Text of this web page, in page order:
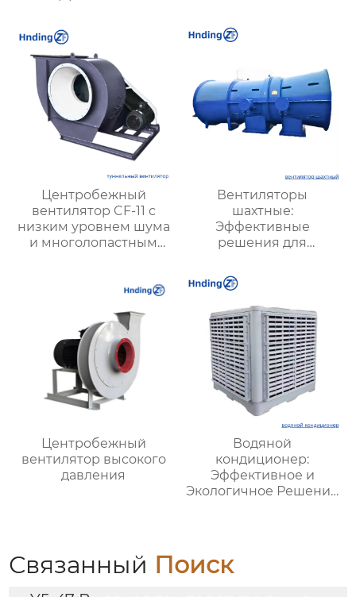
вентиляции |
Hengding
Вентиляторы
Центробежный
вентилятор CF-11 с
низким уровнем шума
и многолопастным
решение для
вытяжки на кухне
Вентиляторы
шахтные:
Эффективные
решения для
производительности
в горной
промышленности
Центробежный
вентилятор высокого
давления
Водяной
кондиционер:
Эффективное и
Экологичное Решение
Связанный Поиск